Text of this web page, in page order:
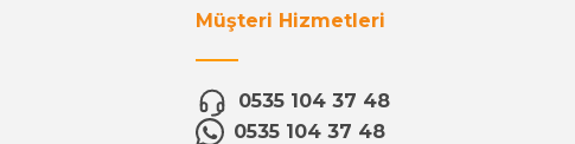
Müşteri Hizmetleri
0535 104 37 48
0535 104 37 48